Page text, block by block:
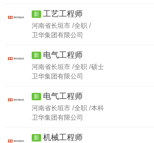
新 工艺工程师
河南省长垣市 /全职 /
卫华集团有限公司
新 电气工程师
河南省长垣市 /全职 /硕士
卫华集团有限公司
新 电气工程师
河南省长垣市 /全职 /本科
卫华集团有限公司
新 机械工程师